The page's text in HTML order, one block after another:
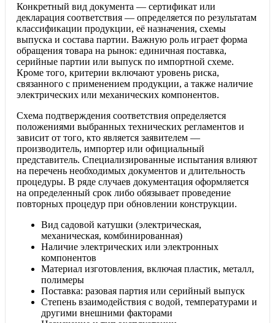
Конкретный вид документа — сертификат или
декларация соответствия — определяется по результатам
классификации продукции, её назначения, схемы
выпуска и состава партии. Важную роль играет форма
обращения товара на рынок: единичная поставка,
серийные партии или выпуск по импортной схеме.
Кроме того, критерии включают уровень риска,
связанного с применением продукции, а также наличие
электрических или механических компонентов.
Схема подтверждения соответствия определяется
положениями выбранных технических регламентов и
зависит от того, кто является заявителем —
производитель, импортер или официальный
представитель. Специализированные испытания влияют
на перечень необходимых документов и длительность
процедуры. В ряде случаев документация оформляется
на определенный срок либо обязывает проведение
повторных процедур при обновлении конструкции.
Вид садовой катушки (электрическая,
механическая, комбинированная)
Наличие электрических или электронных
компонентов
Материал изготовления, включая пластик, металл,
полимеры
Поставка: разовая партия или серийный выпуск
Степень взаимодействия с водой, температурами и
другими внешними факторами